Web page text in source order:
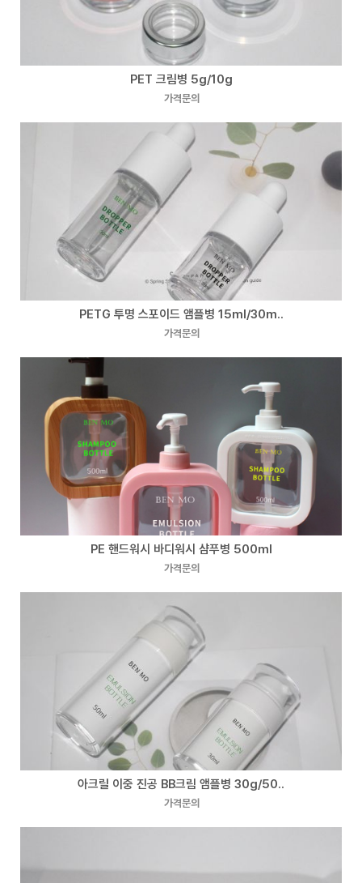
PET 크림병 5g/10g
가격문의
PETG 투명 스포이드 앰플병 15ml/30m..
가격문의
PE 핸드워시 바디워시 샴푸병 500ml
가격문의
아크릴 이중 진공 BB크림 앰플병 30g/50..
가격문의